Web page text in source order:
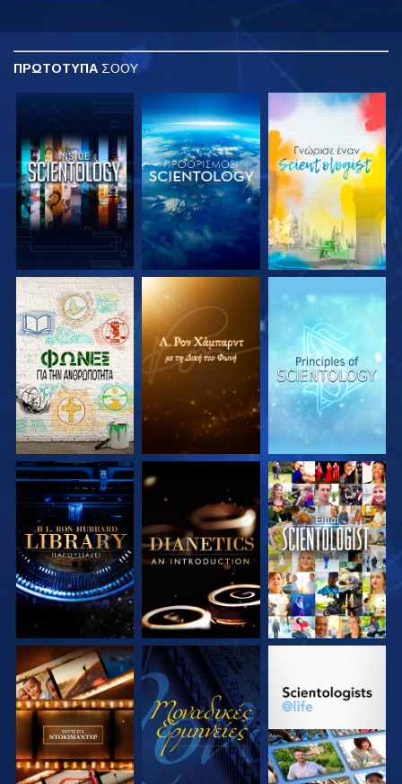
ΠΡΩΤΟΤΥΠΑ ΣΟΟΥ
ΕΞΕΡΕΥΝΗΣΤΕ ΤΗ
ΣΕΙΡΑ
ΕΞΕΡΕΥΝΗΣΤΕ ΤΗ
ΣΕΙΡΑ
ΕΞΕΡΕΥΝΗΣΤΕ ΤΗ
ΣΕΙΡΑ
ΕΞΕΡΕΥΝΗΣΤΕ ΤΗ
ΣΕΙΡΑ
ΕΞΕΡΕΥΝΗΣΤΕ ΤΗ
ΣΕΙΡΑ
ΠΑΡΑΚΟΛΟΥΘΗΣΤΕ
ΕΞΕΡΕΥΝΗΣΤΕ ΤΗ
ΣΕΙΡΑ
ΠΑΡΑΚΟΛΟΥΘΗΣΤΕ
ΕΞΕΡΕΥΝΗΣΤΕ ΤΗ